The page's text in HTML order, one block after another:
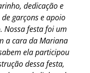
dedicação e
garçons e apoio
Nossa festa foi um
a cara da Mariana
ela participou
dessa festa,